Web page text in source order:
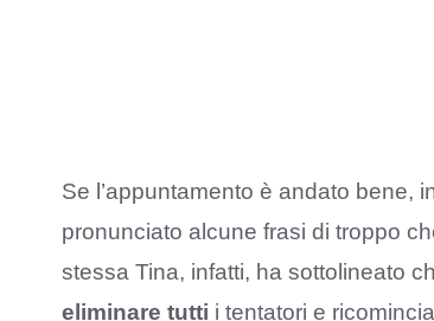
Se l’appuntamento è andato bene,
pronunciato alcune frasi di troppo
stessa Tina, infatti, ha sottolineato
eliminare tutti i tentatori e